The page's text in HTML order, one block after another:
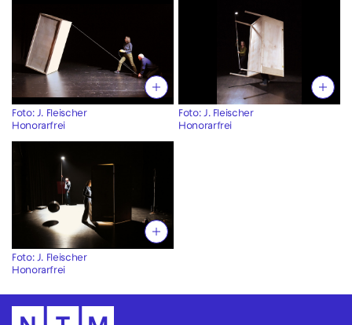
Foto: J. Fleischer
Honorarfrei
Foto: J. Fleischer
Honorarfrei
Foto: J. Fleischer
Honorarfrei